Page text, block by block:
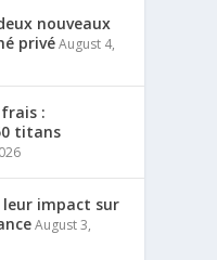
nouveaux
privéAugust 4,
:
titans
leur impact sur
August 3,